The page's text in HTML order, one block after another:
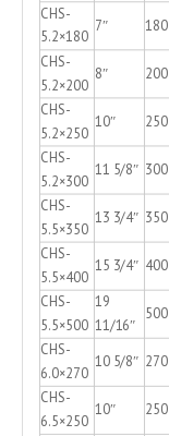
CHS-
5.2×180
7″ 180
CHS-
5.2×200
8″ 200
CHS-
5.2×250
10″ 250
CHS-
5.2×300
11 5/8″ 300
CHS-
5.5×350
13 3/4″ 350
CHS-
5.5×400
15 3/4″ 400
CHS-
5.5×500
19
11/16″
500
CHS-
6.0×270
10 5/8″ 270
CHS-
6.5×250
10″ 250